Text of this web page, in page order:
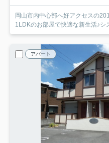
岡山市内中心部へ好アクセスの
1LDKのお部屋で快適な新生活♪シ
アパート